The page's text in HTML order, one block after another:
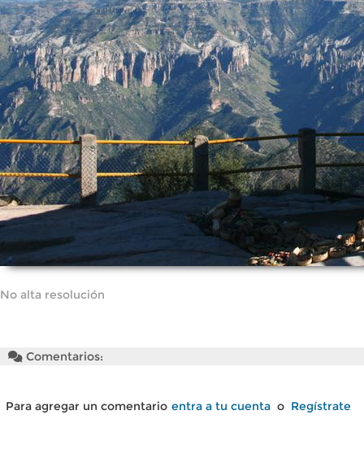
No alta resolución
Comentarios:
Para agregar un comentario entra a tu cuenta o Regístrate